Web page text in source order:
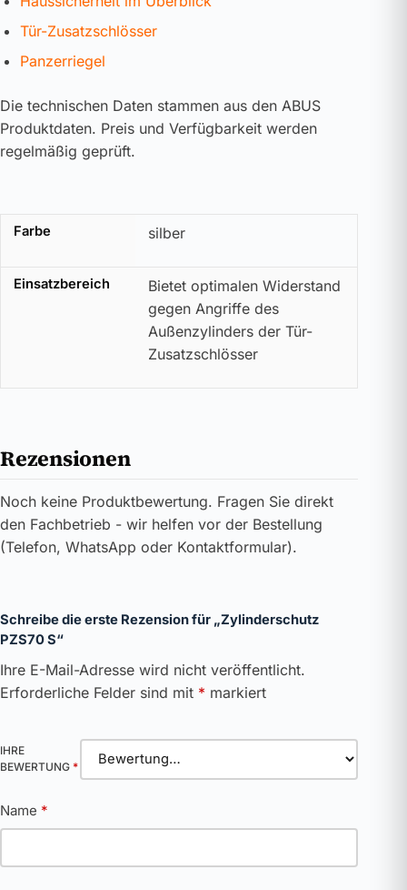
Tür-Zusatzschlösser
Panzerriegel
Die technischen Daten stammen aus den ABUS
Produktdaten. Preis und Verfügbarkeit werden
regelmäßig geprüft.
Farbe silber
Einsatzbereich
Bietet optimalen Widerstand
gegen Angriffe des
Außenzylinders der Tür-
Zusatzschlösser
Rezensionen
Noch keine Produktbewertung. Fragen Sie direkt
den Fachbetrieb - wir helfen vor der Bestellung
(Telefon, WhatsApp oder Kontaktformular).
Schreibe die erste Rezension für „Zylinderschutz
PZS70 S“
Ihre E-Mail-Adresse wird nicht veröffentlicht.
Erforderliche Felder sind mit * markiert
IHRE
BEWERTUNG *
Name *